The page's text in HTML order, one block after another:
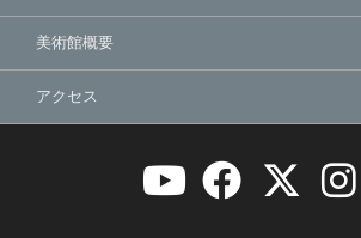
美術館概要
アクセス